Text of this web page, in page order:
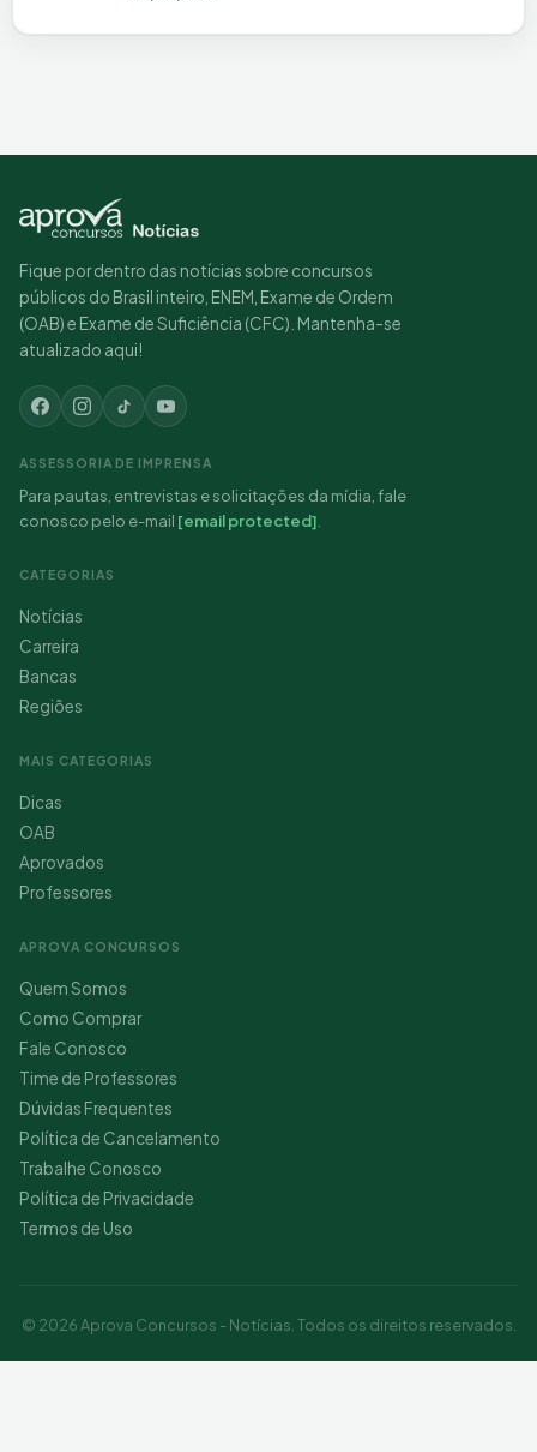
Fique por dentro das notícias sobre concursos
públicos do Brasil inteiro, ENEM, Exame de Ordem
(OAB) e Exame de Suficiência (CFC). Mantenha-se
atualizado aqui!
ASSESSORIA DE IMPRENSA
Para pautas, entrevistas e solicitações da mídia, fale
conosco pelo e-mail [email protected].
CATEGORIAS
Notícias
Carreira
Bancas
Regiões
MAIS CATEGORIAS
Dicas
OAB
Aprovados
Professores
APROVA CONCURSOS
Quem Somos
Como Comprar
Fale Conosco
Time de Professores
Dúvidas Frequentes
Política de Cancelamento
Trabalhe Conosco
Política de Privacidade
Termos de Uso
© 2026 Aprova Concursos - Notícias. Todos os direitos reservados.